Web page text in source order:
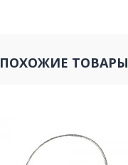
ПОХОЖИЕ ТОВАРЫ